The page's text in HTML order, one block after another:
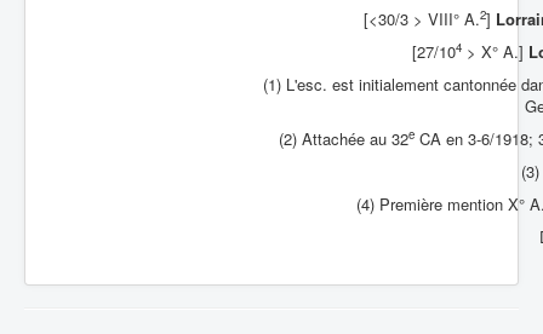
[<30/3 > VIII° A.2]
[27/104 > X° A.]
(1) L'esc. est initialement cantonnée
(2) Attachée au 32e CA en 3-6/1918;
(4) Première mention X°